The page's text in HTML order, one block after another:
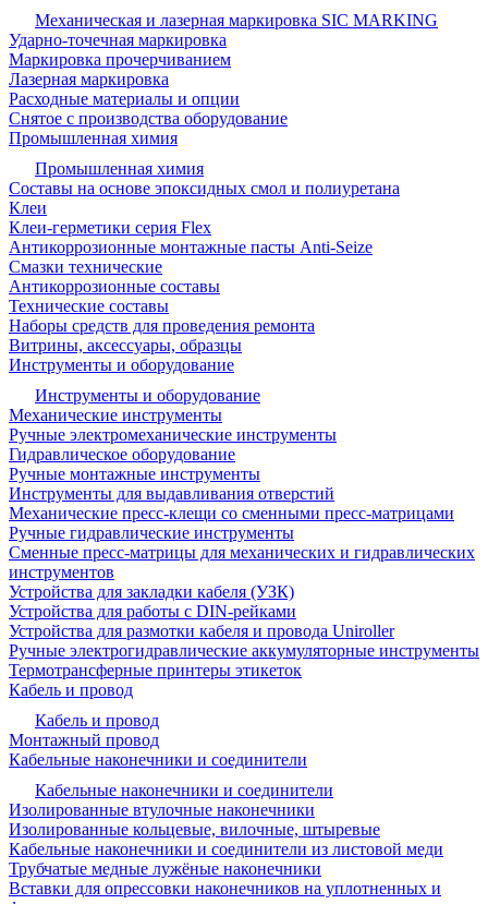
Механическая и лазерная маркировка SIC MARKING
Ударно-точечная маркировка
Маркировка прочерчиванием
Лазерная маркировка
Расходные материалы и опции
Снятое с производства оборудование
Промышленная химия
Промышленная химия
Составы на основе эпоксидных смол и полиуретана
Клеи
Клеи-герметики серия Flex
Антикоррозионные монтажные пасты Anti-Seize
Смазки технические
Антикоррозионные составы
Технические составы
Наборы средств для проведения ремонта
Витрины, аксессуары, образцы
Инструменты и оборудование
Инструменты и оборудование
Механические инструменты
Ручные электромеханические инструменты
Гидравлическое оборудование
Ручные монтажные инструменты
Инструменты для выдавливания отверстий
Механические пресс-клещи со сменными пресс-матрицами
Ручные гидравлические инструменты
Сменные пресс-матрицы для механических и гидравлических
инструментов
Устройства для закладки кабеля (УЗК)
Устройства для работы с DIN-рейками
Устройства для размотки кабеля и провода Uniroller
Ручные электрогидравлические аккумуляторные инструменты
Термотрансферные принтеры этикеток
Кабель и провод
Кабель и провод
Монтажный провод
Кабельные наконечники и соединители
Кабельные наконечники и соединители
Изолированные втулочные наконечники
Изолированные кольцевые, вилочные, штыревые
Кабельные наконечники и соединители из листовой меди
Трубчатые медные лужёные наконечники
Вставки для опрессовки наконечников на уплотненных и